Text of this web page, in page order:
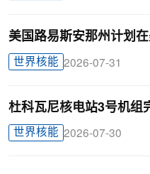
美国路易斯安那州计划
世界核能 2026-07-31
杜科瓦尼核电站3号机组
世界核能 2026-07-30